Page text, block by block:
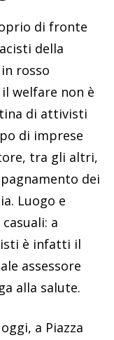
di fronte
della
rosso
welfare non è
di attivisti
di imprese
tra gli altri,
dei
Luogo e
a
è infatti il
assessore
alla salute.
a Piazza